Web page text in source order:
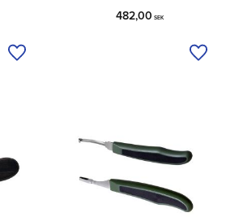
Tilføj til ønskeliste
482,00 SEK